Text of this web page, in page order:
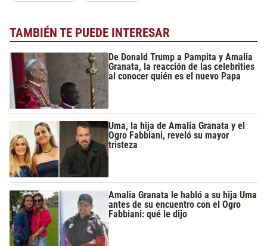
TAMBIÉN TE PUEDE INTERESAR
De Donald Trump a Pampita y Amalia
Granata, la reacción de las celebrities
al conocer quién es el nuevo Papa
Uma, la hija de Amalia Granata y el
Ogro Fabbiani, reveló su mayor
tristeza
Amalia Granata le habló a su hija Uma
antes de su encuentro con el Ogro
Fabbiani: qué le dijo